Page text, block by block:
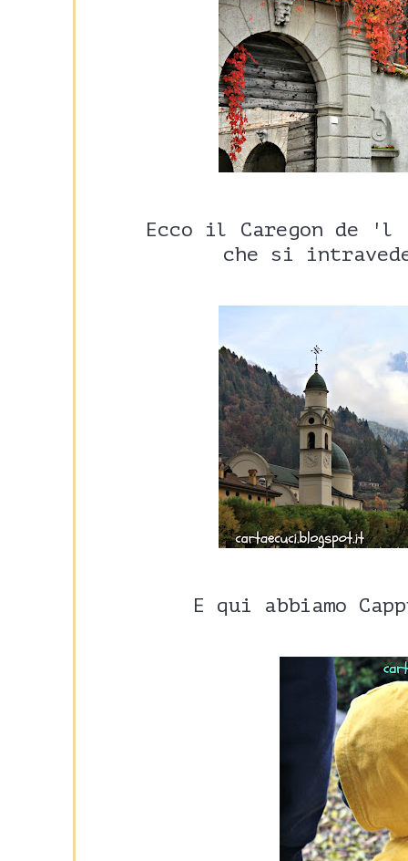
Ecco il Caregon de 'l
che si
E qui abbiamo